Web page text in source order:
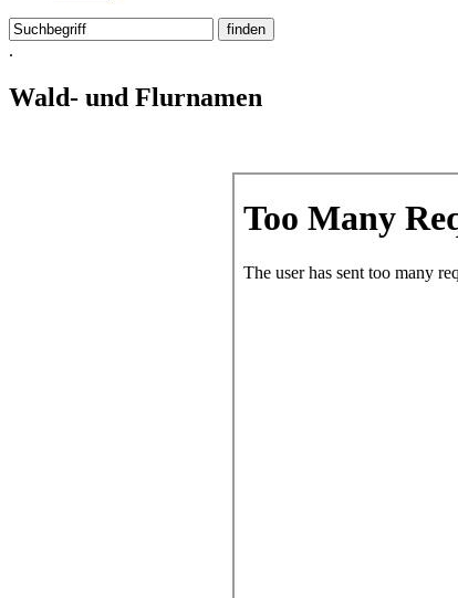
.
Wald- und Flurnamen